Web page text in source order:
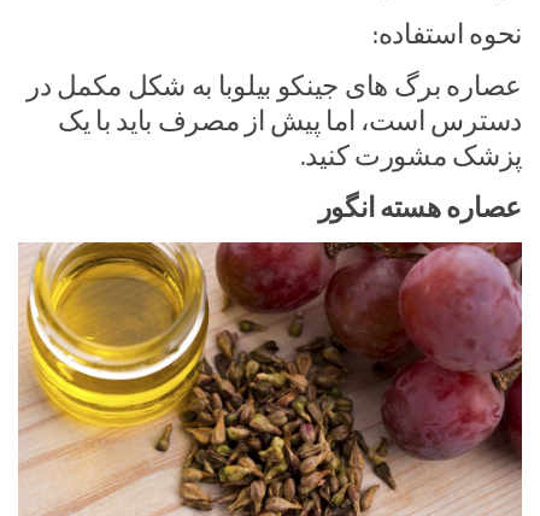
نحوه استفاده:
عصاره برگ های جینکو بیلوبا به شکل مکمل در
دسترس است، اما پیش از مصرف باید با یک
پزشک مشورت کنید.
عصاره هسته انگور